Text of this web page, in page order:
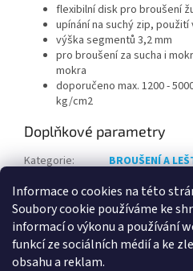
Informace o cookies na této
Soubory cookie používáme ke
informací o výkonu a používání
funkcí ze sociálních médií a ke
obsahu a reklam.
flexibilní disk pro broušení
upínání na suchý zip,
výška segmentů 3,2 mm
pro broušení za sucha i
mokra
doporučeno max. 1200 -
kg/cm2
Doplňkové parametry
Kategorie:
BROUŠENÍ A
Průměr:
100mm
Zrnitost:
P1500mm
Síla diamantu:
3,2mm
Materiál :